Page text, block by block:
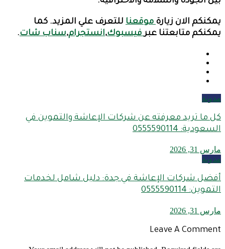
يمكنكم الان زيارة موقعنا للتعرف علي المزيد. كما
يمكنكم متابعتنا عبر فيسبوك,انستجرام,سناب شات.
مدونة
كل ما تريد معرفته عن شركات الإعاشة والتموين في
السعودية: 0555590114
مارس 31, 2026
مدونة
أفضل شركات الإعاشة في جدة: دليل شامل لخدمات
التموين: 0555590114
مارس 31, 2026
Leave A Comment